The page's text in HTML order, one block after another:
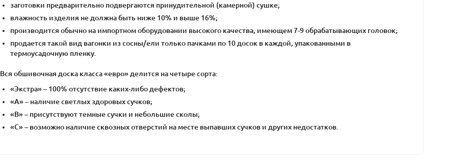
заготовки предварительно подвергаются принудительной (камерной) сушке;
влажность изделия не должна быть ниже 10% и выше 16%;
производится обычно на импортном оборудовании высокого качества, имеющем 7-9 обрабатывающих головок;
продается такой вид вагонки из сосны/ели только пачками по 10 досок в каждой, упакованными в
термоусадочную пленку.
Вся обшивочная доска класса «евро» делится на четыре сорта:
«Экстра» – 100% отсутствие каких-либо дефектов;
«А» – наличие светлых здоровых сучков;
«В» – присутствуют темные сучки и небольшие сколы;
«С» – возможно наличие сквозных отверстий на месте выпавших сучков и других недостатков.